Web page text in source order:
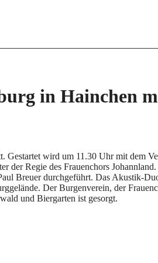
in Hainchen
Gestartet wird um 11.30 Uhr mit dem
der Regie des Frauenchors
Breuer durchgeführt. Das Akustik-
Der Burgenverein, der
und Biergarten ist gesorgt.